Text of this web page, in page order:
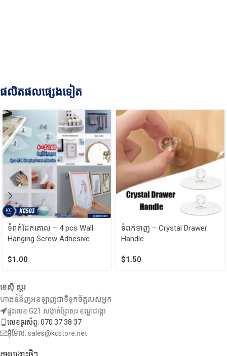
ផលិតផលផ្សេងទៀត
ទំពក់ដែកគោល – 4 pcs Wall
Hanging Screw Adhesive
$1.00
ទំពក់ទាញ – Crystal Drawer
Handle
$1.50
ខេស៊ី ស្តរ
ហាងទំនិញអនឡាញជាទីទុកចិត្តរបស់អ្នក
ផ្ទះលេខ G21 សង្កាត់ព្រៃសរ ខណ្ឌដង្កោ
លេខទូរស័ព្ទ: 070 37 38 37
អ៊ីម៉ែល: sales@kcstore.net